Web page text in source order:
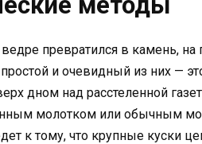
превратился в камень,
и очевидный из них —
дном над расстеленной
молотком или обычным
к тому, что крупные куски